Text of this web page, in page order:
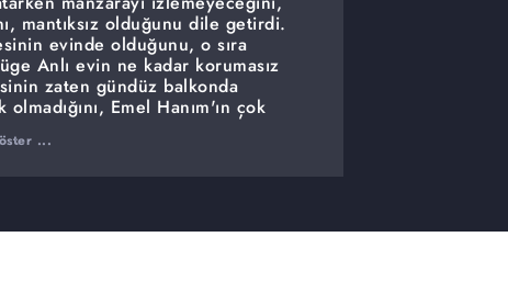
mantıksız olduğunu dile getirdi.
evinde olduğunu, o sıra
Anlı evin ne kadar korumasız
zaten gündüz balkonda
Emel Hanım'ın çok
ile ilgili şeyler anlatılırken
ağladığını dile getirdi.
...